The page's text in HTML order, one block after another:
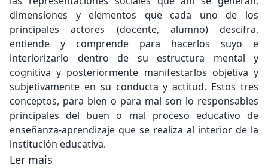
dimensiones y elementos que cada uno de los
principales actores (docente, alumno) descifra,
entiende y comprende para hacerlos suyo e
interiorizarlo dentro de su estructura mental y
cognitiva y posteriormente manifestarlos objetiva y
subjetivamente en su conducta y actitud. Estos tres
conceptos, para bien o para mal son lo responsables
principales del buen o mal proceso educativo de
enseñanza-aprendizaje que se realiza al interior de la
institución educativa.
Ler mais